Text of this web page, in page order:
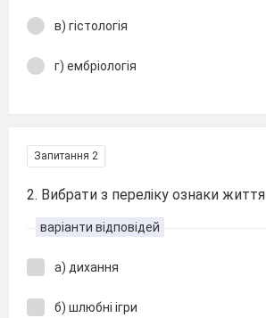
в) гістологія
г) ембріологія
Запитання 2
2. Вибрати з переліку ознаки життя
варіанти відповідей
а) дихання
б) шлюбні ігри